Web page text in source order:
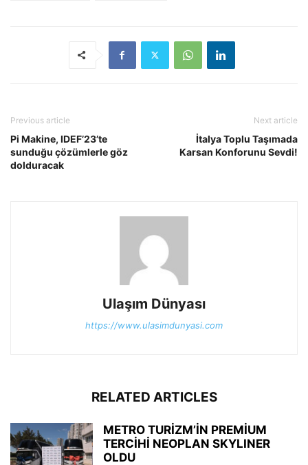
Previous article
Pi Makine, IDEF’23’te
sunduğu çözümlerle göz
dolduracak
Next article
İtalya Toplu Taşımada
Karsan Konforunu Sevdi!
Ulaşım Dünyası
https://www.ulasimdunyasi.com
RELATED ARTICLES
METRO TURİZM’İN PREMİUM
TERCİHİ NEOPLAN SKYLINER
OLDU